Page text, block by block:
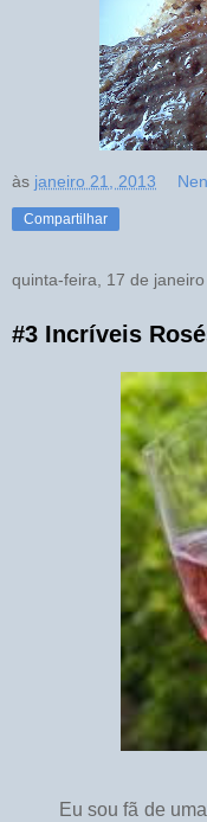
às janeiro 21, 2013
Compartilhar
quinta-feira, 17 de
#3 Incríveis
Eu sou fã de